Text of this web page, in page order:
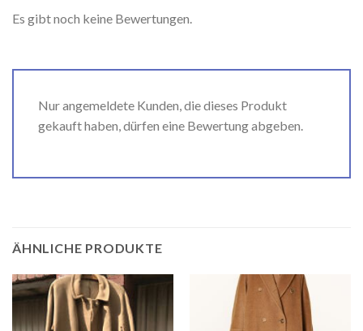
Es gibt noch keine Bewertungen.
Nur angemeldete Kunden, die dieses Produkt
gekauft haben, dürfen eine Bewertung abgeben.
ÄHNLICHE PRODUKTE